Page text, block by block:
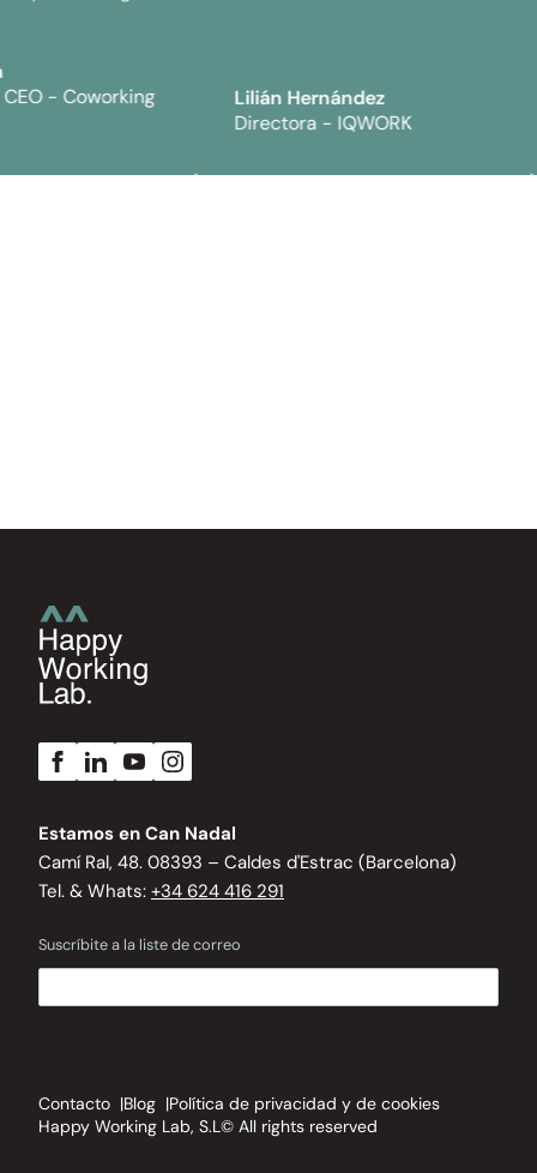
- Coworking
Lilián Hernández
Directora - IQWORK
Estamos en Can Nadal
Camí Ral, 48. 08393 – Caldes d'Estrac (Barcelona)
Tel. & Whats: +34 624 416 291
Suscríbite a la liste de correo
Contacto Blog
Política de privacidad y de cookies
Happy Working Lab, S.L© All rights reserved